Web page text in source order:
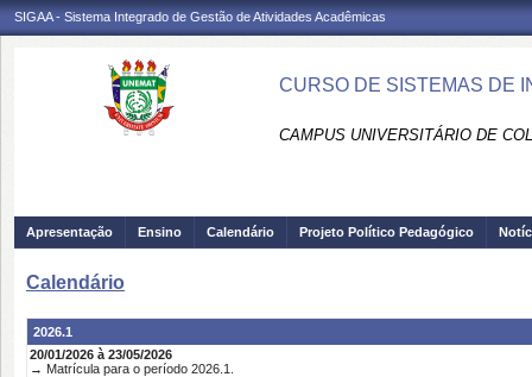
SIGAA - Sistema Integrado de Gestão de Atividades Acadêmicas
CURSO DE SISTEMAS DE
CAMPUS UNIVERSITÁRIO DE
Apresentação Ensino Calendário Projeto Político Pedagógico
Calendário
2026.1
20/01/2026 à 23/05/2026
→ Matrícula para o período 2026.1.